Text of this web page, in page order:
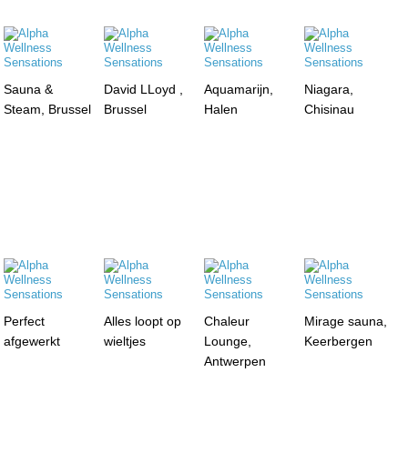
Sauna &
Steam, Brussel
David LLoyd ,
Brussel
Aquamarijn,
Halen
Niagara,
Chisinau
Perfect
afgewerkt
Alles loopt op
wieltjes
Chaleur
Lounge,
Antwerpen
Mirage sauna,
Keerbergen